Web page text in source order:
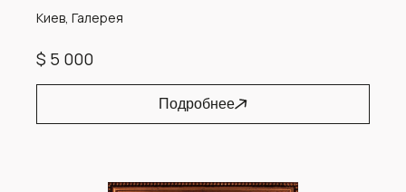
Киев, Галерея
$ 5 000
Подробнее